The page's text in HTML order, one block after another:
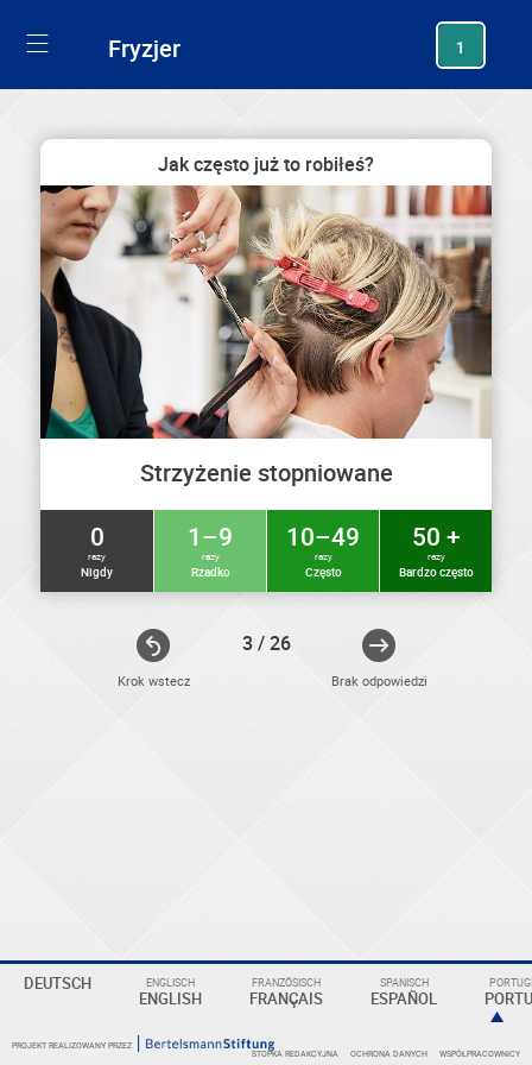
Fryzjer 1
Krok wstecz
Jak często już to robiłeś?
Strzyżenie stopniowane
0
razy
Nigdy
1–9
razy
Rzadko
10–49
razy
Często
50 +
razy
Bardzo często
3 / 26
Brak odpowiedzi
DEUTSCH ENGLISCH
ENGLISH
FRANZÖSISCH
FRANÇAIS
SPANISCH
ESPAÑOL
PROJEKT REALIZOWANY PRZEZ
STOPKA REDAKCYJNA OCHRONA DANYCH WSPÓŁPRACOWNICY
Eine
Überschrift